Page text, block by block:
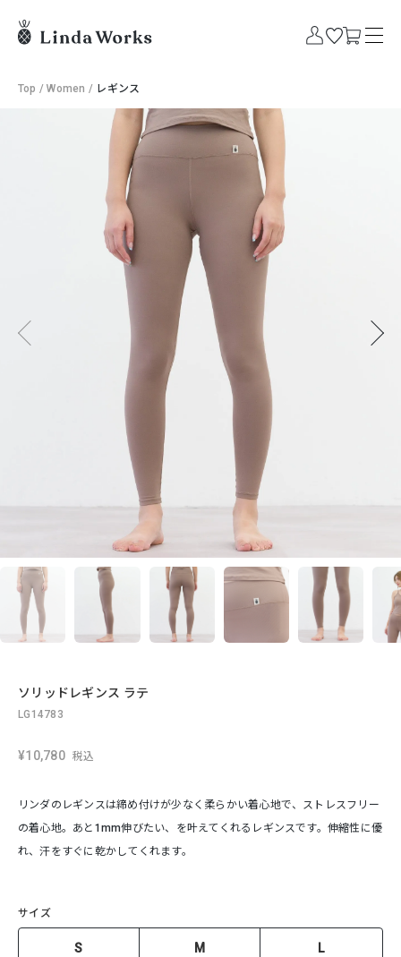
Top /Women / レギンス
ソリッドレギンス ラテ
LG14783
¥10,780 税込
リンダのレギンスは締め付けが少なく柔らかい着心地で、ストレスフリー
の着心地。あと1mm伸びたい、を叶えてくれるレギンスです。伸縮性に優
れ、汗をすぐに乾かしてくれます。
サイズ
S M L